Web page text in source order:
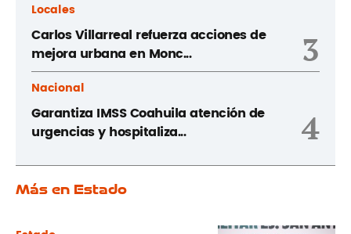
Locales
Carlos Villarreal refuerza acciones de
mejora urbana en Monc...
3
Nacional
Garantiza IMSS Coahuila atención de
urgencias y hospitaliza...
4
Más en Estado